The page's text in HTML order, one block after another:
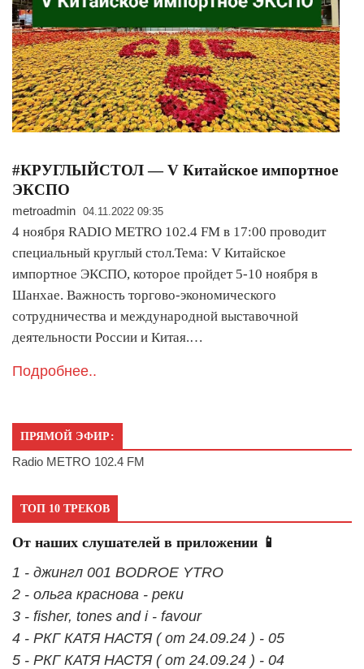
#КРУГЛЫЙСТОЛ — V Китайское импортное
ЭКСПО
metroadmin 04.11.2022 09:35
4 ноября RADIO METRO 102.4 FM в 17:00 проводит
специальный круглый стол.Тема: V Китайское
импортное ЭКСПО, которое пройдет 5-10 ноября в
Шанхае. Важность торгово-экономического
сотрудничества и международной выставочной
деятельности России и Китая.…
Подробнее..
ПРЯМОЙ ЭФИР:
Radio METRO 102.4 FM
ТОП 10 ТРЕКОВ
От наших слушателей в приложении 📱
1 - джингл 001 BODROE YTRO
2 - ольга краснова - реки
3 - fisher, tones and i - favour
4 - РКГ КАТЯ НАСТЯ ( от 24.09.24 ) - 05
5 - РКГ КАТЯ НАСТЯ ( от 24.09.24 ) - 04